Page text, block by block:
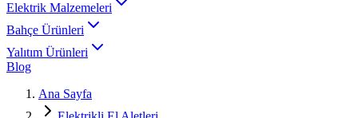
Elektrik Malzemeleri
Bahçe Ürünleri
Yalıtım Ürünleri
Blog
Ana Sayfa